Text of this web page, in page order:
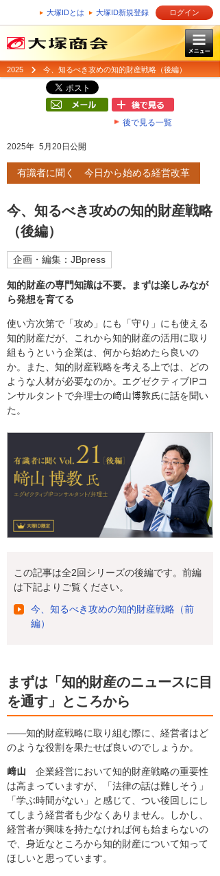
大塚IDとは 大塚ID新規登録 ログイン
2025 今、知るべき攻めの知的財産戦略（後編）
後で見る一覧
2025年 5月20日公開
有識者に聞く 今日から始める経営改革
今、知るべき攻めの知的財産戦略
（後編）
企画・編集：JBpress
知的財産の専門知識は不要。まずは楽しみなが
ら発想を育てる
使い方次第で「攻め」にも「守り」にも使える
知的財産だが、これから知的財産の活用に取り
組もうという企業は、何から始めたら良いの
か。また、知的財産戦略を考える上では、どの
ような人材が必要なのか。エグゼクティブIPコ
ンサルタントで弁理士の﨑山博教氏に話を聞い
た。
この記事は全2回シリーズの後編です。前編
は下記よりご覧ください。
今、知るべき攻めの知的財産戦略（前
編）
まずは「知的財産のニュースに目
を通す」ところから
――知的財産戦略に取り組む際に、経営者はど
のような役割を果たせば良いのでしょうか。
﨑山 企業経営において知的財産戦略の重要性
は高まっていますが、「法律の話は難しそう」
「学ぶ時間がない」と感じて、つい後回しにし
てしまう経営者も少なくありません。しかし、
経営者が興味を持たなければ何も始まらないの
で、身近なところから知的財産について知って
ほしいと思っています。